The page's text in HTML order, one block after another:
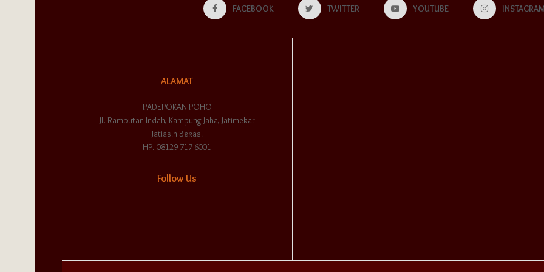
FACEBOOK TWITTER YOUTUBE INSTAGRAM
ALAMAT
PADEPOKAN POHO
Jl. Rambutan Indah, Kampung Jaha, Jatimekar
Jatiasih Bekasi
HP. 08129 717 6001
Follow Us